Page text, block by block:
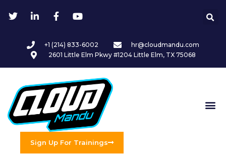
+1 (214) 833-6002
hr@cloudmandu.com
2601 Little Elm Pkwy #1204 Little Elm, TX 75068
Sign Up For Trainings